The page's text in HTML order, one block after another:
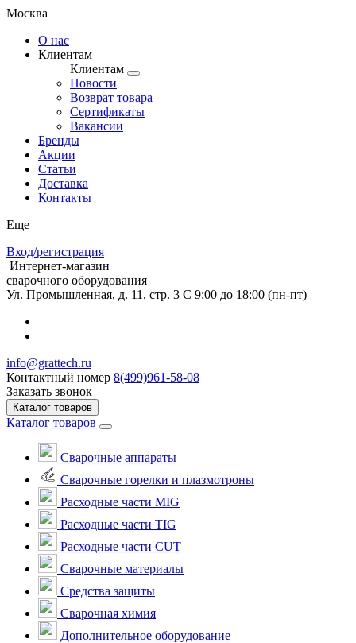
Москва
О нас
Клиентам
Клиентам
Новости
Возврат товара
Сертификаты
Вакансии
Бренды
Акции
Статьи
Доставка
Контакты
Еще
Вход/регистрация
Интернет-магазин
сварочного оборудования
Ул. Промышленная, д. 11, стр. 3 C 9:00 до 18:00 (пн-пт)
info@grattech.ru
Контактный номер 8(499)961-58-08
Заказать звонок
Каталог товаров
Каталог товаров
Сварочные аппараты
Cварочные горелки и плазмотроны
Расходные части MIG
Расходные части TIG
Расходные части CUT
Сварочные материалы
Средства защиты
Сварочная химия
Дополнительное оборудование